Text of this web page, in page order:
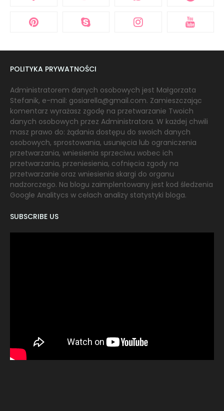
POLITYKA PRYWATNOŚCI
Administratorem danych osobowych jest Małgorzata
Stefanik, e-mail: gosiarella@gmail.com. Zamieszczając
komentarz wyrażasz zgodę na przetwarzanie Twoich
danych osobowych przez Administratora. W każdej chwili
masz prawo do: żądania dostępu do swoich danych
osobowych, sprostowania, usunięcia lub ograniczenia
przetwarzania, wniesienia sprzeciwu wobec ich
przetwarzania, przeniesienia, cofnięcia zgody na
przetwarzanie oraz wniesienia skargi do organu
nadzorczego. Na blogu zaimplentowany jest kod śledzenia
Google Analitycs w celach analizy statystyki bloga.
SUBSCRIBE US